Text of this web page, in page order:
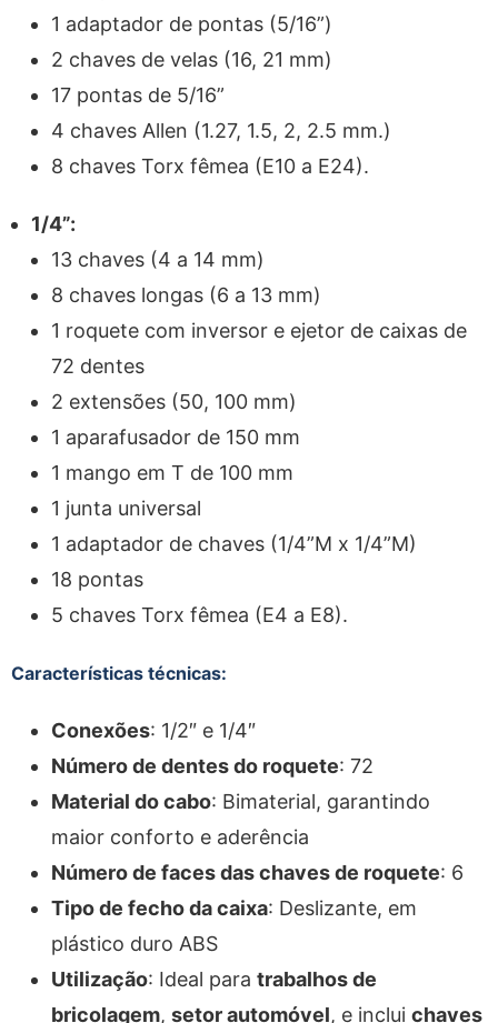
1 adaptador de pontas (5/16”)
2 chaves de velas (16, 21 mm)
17 pontas de 5/16”
4 chaves Allen (1.27, 1.5, 2, 2.5 mm.)
8 chaves Torx fêmea (E10 a E24).
1/4”:
13 chaves (4 a 14 mm)
8 chaves longas (6 a 13 mm)
1 roquete com inversor e ejetor de caixas de
72 dentes
2 extensões (50, 100 mm)
1 aparafusador de 150 mm
1 mango em T de 100 mm
1 junta universal
1 adaptador de chaves (1/4”M x 1/4”M)
18 pontas
5 chaves Torx fêmea (E4 a E8).
Características técnicas:
Conexões: 1/2″ e 1/4″
Número de dentes do roquete: 72
Material do cabo: Bimaterial, garantindo
maior conforto e aderência
Número de faces das chaves de roquete: 6
Tipo de fecho da caixa: Deslizante, em
plástico duro ABS
Utilização: Ideal para trabalhos de
bricolagem, setor automóvel, e inclui chaves